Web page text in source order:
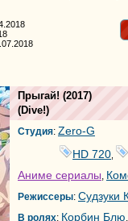
Прыгай! (2017)
(Dive!)
Студия: Zero-G
HD 720
Аниме сериалы,
Режиссеры: Судзуки
В ролях: Корбин Блю,